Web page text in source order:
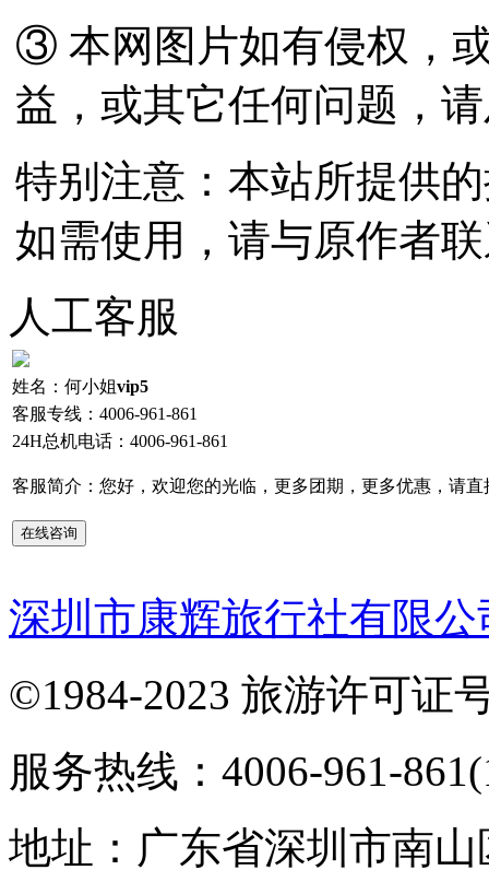
③ 本网图片如有侵权，
益，或其它任何问题，
特别注意：本站所提供
如需使用，请与原作者
人工客服
姓名： 何小姐vip5
客服专线： 4006-961-861
24H总机电话： 4006-961-861
客服简介： 您好，欢迎您的光临，更多团期，更多优惠，请
深圳市康辉旅行社有限
©1984-2023 旅游许可证
服务热线：4006-961-
地址：广东省深圳市南